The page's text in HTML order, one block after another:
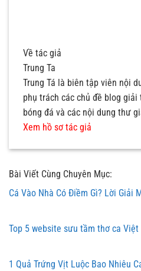
Về tác giả
Trung Ta
Trung Tá là biên tập viên nội
phụ trách các chủ đề blog
bóng đá và các nội dung thư
Xem hồ sơ tác giả
Bài Viết Cùng Chuyên Mục:
Cá Vào Nhà Có Điềm Gì? Lời Giải
Top 5 website sưu tầm thơ ca
1 Quả Trứng Vịt Luộc Bao Nhiêu